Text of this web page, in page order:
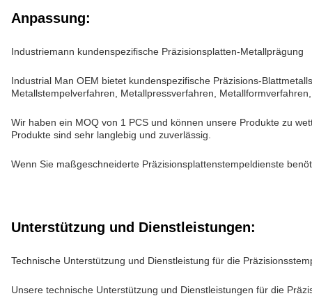
Anpassung:
Industriemann kundenspezifische Präzisionsplatten-Metallprägung
Industrial Man OEM bietet kundenspezifische Präzisions-
Metallstempelverfahren, Metallpressverfahren,
Wir haben ein MOQ von 1 PCS und können unsere Produkte zu
Produkte sind sehr langlebig und zuverlässig.
Wenn Sie maßgeschneiderte Präzisionsplattenstempeldienste
Unterstützung und Dienstleistungen:
Technische Unterstützung und Dienstleistung für die
Unsere technische Unterstützung und Dienstleistungen für die